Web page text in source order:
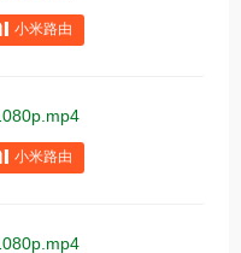
小米路由
小米路由